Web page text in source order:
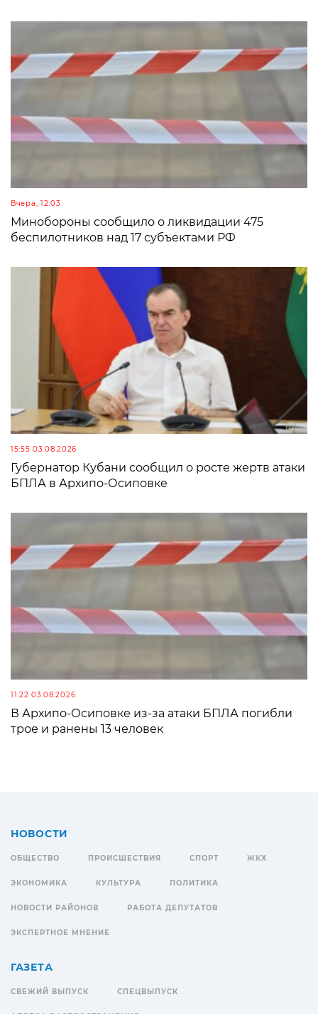
Вчера, 12:03
Минобороны сообщило о ликвидации 475
беспилотников над 17 субъектами РФ
15:55 03.08.2026
Губернатор Кубани сообщил о росте жертв атаки
БПЛА в Архипо-Осиповке
11:22 03.08.2026
В Архипо-Осиповке из-за атаки БПЛА погибли
трое и ранены 13 человек
НОВОСТИ
ОБЩЕСТВО ПРОИСШЕСТВИЯ СПОРТ ЖКХ
ЭКОНОМИКА КУЛЬТУРА ПОЛИТИКА
НОВОСТИ РАЙОНОВ РАБОТА ДЕПУТАТОВ
ЭКСПЕРТНОЕ МНЕНИЕ
ГАЗЕТА
СВЕЖИЙ ВЫПУСК СПЕЦВЫПУСК